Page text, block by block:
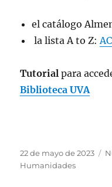
el catálogo
la lista A to Z:
Tutorialpara
Biblioteca UVA
Publicado
el
22 de mayo de 2023
Humanidades